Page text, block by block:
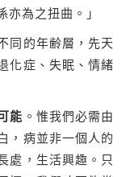
亦為之扭曲。」
同的年齢層，先天
化症、失眠、情緒
能 。惟我們必需由
，病並非一個人的
處，生活興趣。只